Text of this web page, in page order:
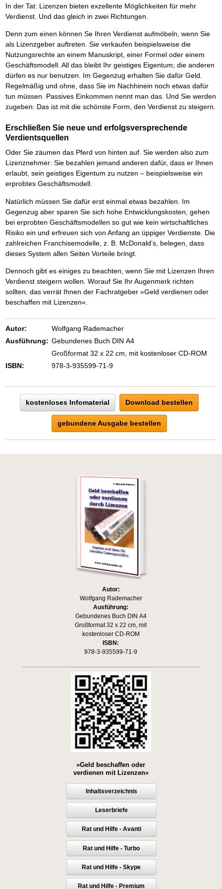
In der Tat: Lizenzen bieten exzellente Möglichkeiten für mehr
Verdienst. Und das gleich in zwei Richtungen.
Denn zum einen können Se Ihren Verdienst aufmöbeln, wenn Sie
als Lizenzgeber auftreten. Sie verkaufen beispielsweise die
Nutzungsrechte an einem Manuskript, einer Formel oder einem
Geschäftsmodell. All das bleibt Ihr geistiges Eigentum; die anderen
dürfen es nur benutzen. Im Gegenzug erhalten Sie dafür Geld.
Regelmäßig und ohne, dass Sie im Nachhinein noch etwas dafür
tun müssen. Passives Einkommen nennt man das. Und Sie werden
zugeben: Das ist mit die schönste Form, den Verdienst zu steigern.
Erschließen Sie neue und erfolgsversprechende
Verdientsquellen
Oder Sie zäumen das Pferd von hinten auf. Sie werden also zum
Lizenznehmer: Sie bezahlen jemand anderen dafür, dass er Ihnen
erlaubt, sein geistiges Eigentum zu nutzen – beispielsweise ein
erprobtes Geschäftsmodell.
Natürlich müssen Sie dafür erst einmal etwas bezahlen. Im
Gegenzug aber sparen Sie sich hohe Entwicklungskosten, gehen
bei erprobten Geschäftsmodellen so gut wie kein wirtschaftliches
Risiko ein und erfreuen sich von Anfang an üppiger Verdienste. Die
zahlreichen Franchisemodelle, z. B. McDonald’s, belegen, dass
dieses System allen Seiten Vorteile bringt.
Dennoch gibt es einiges zu beachten, wenn Sie mit Lizenzen Ihren
Verdienst steigern wollen. Worauf Sie Ihr Augenmerk richten
sollten, das verrät Ihnen der Fachratgeber »Geld verdienen oder
beschaffen mit Lizenzen«.
Autor:
Wolfgang Rademacher
Ausführung: Gebundenes Buch DIN A4
Großformat 32 x 22 cm, mit kostenloser CD-ROM
ISBN:
978-3-935599-71-9
kostenloses Infomaterial Download bestellen
gebundene Ausgabe bestellen
Autor:
Wolfgang Rademacher
Ausführung:
Gebundenes Buch DIN A4
Großformat 32 x 22 cm, mit
kostenloser CD-ROM
ISBN:
978-3-935599-71-9
»Geld beschaffen oder
verdienen mit Lizenzen«
Inhaltsverzeichnis
Leserbriefe
Rat und Hilfe - Avanti
Rat und Hilfe - Turbo
Rat und Hilfe - Skype
Rat und Hilfe - Premium